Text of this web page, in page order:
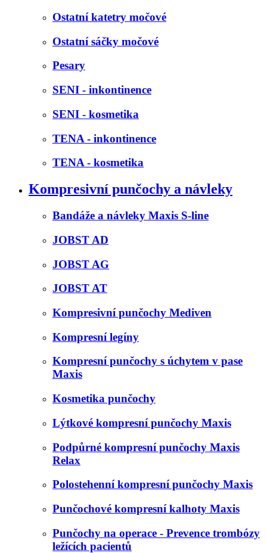
Ostatní katetry močové
Ostatní sáčky močové
Pesary
SENI - inkontinence
SENI - kosmetika
TENA - inkontinence
TENA - kosmetika
Kompresivní punčochy a návleky
Bandáže a návleky Maxis S-line
JOBST AD
JOBST AG
JOBST AT
Kompresivní punčochy Mediven
Kompresní legíny
Kompresní punčochy s úchytem v pase
Maxis
Kosmetika punčochy
Lýtkové kompresní punčochy Maxis
Podpůrné kompresní punčochy Maxis
Relax
Polostehenní kompresní punčochy Maxis
Punčochové kompresní kalhoty Maxis
Punčochy na operace - Prevence trombózy
ležících pacientů